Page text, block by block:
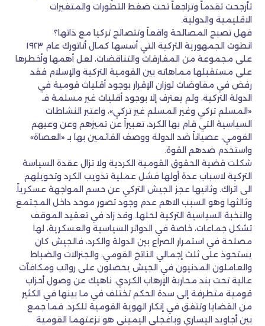
تأرجحت تقدماً وتراجعاً تحت ضغط التطورات والمتغيرات
الاقليمية والدولية.
فهل تصبح المصالحة واقعاً وتتصالح تركيا مع ذاتها؟
انطوت الجمهورية التركية التي أسسها كمال أتاتورك عام ١٩٢٣
على مجموعة من المفارقات والتناقضات، لعل أهمها وأخطرها
على مستقبلها مماهاته بين القومية التركية والإسلام فقد
رفض في مفاوضات لوزان الإقرار بوجود أقليات قومية في
الدولة التركية، ولم يعترف إلا بوجود أقليات غير مسلمة فـ
«المسلم تركي وغير المسلم غير تركي»، واعتبر النشاطات
السياسية التي قام بها الكرد، تعبيراً عن تميزهم وعن وعيهم
القومي، عصياناً ضد الدولة ووصف القائمين بها بـ «العصاة»
واستخدم ضدهم القوة.
شكلت قضية الحقوق القومية الكردية ولا تزال عقدة السياسة
التركية لاسباب عدة أولها فشل عملية تذويب الكرد وتحويلهم
الى اتراك. وثانيها عجز الجيش التركي عن حسم المواجهة عسكرياً.
وثالثها وهو السبب الاهم عدم وجود تصور موحد داخل المجتمع
والنخبة السياسية التركية لحلها. وقد زاد في تعقيد الموقف
تشكل جماعات، خاصة في الدوائر السياسية والعسكرية، لها
مصلحة في استمرار الصراع بين الدولة والكرد، فالجيش كان
يستحوذ على ثلث إجمالي الناتج القومي، والجنرالات والضباط
والعاملون المدنيون في الجيش يحصلون على رواتب ومكافآت
عالية تحت بند محاربة الإرهاب الكردي، ناهيك عن وصول أحزاب
قومية متطرفة إلى سدة الحكم تختلف في ما بينها في الكثير
من القضايا وتتفق في إنكار الهوية القومية للكرد. فما جمع
بين أجاويد اليساري وباغجلي اليميني هو نزعتهما القومية